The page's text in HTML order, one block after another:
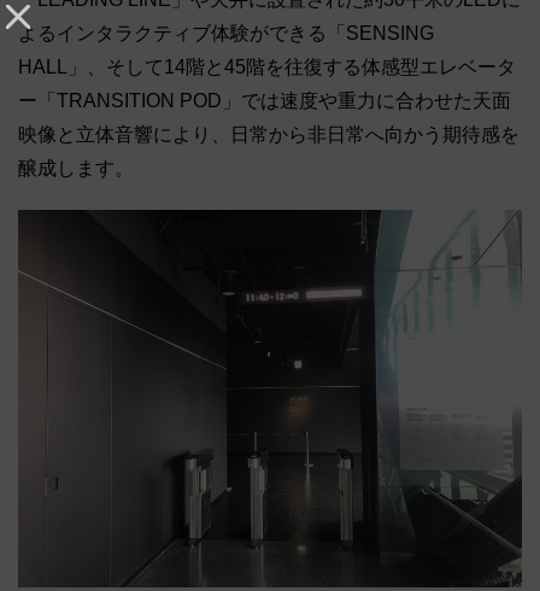
よるインタラクティブ体験ができる「SENSING
HALL」、そして14階と45階を往復する体感型エレベータ
ー「TRANSITION POD」では速度や重力に合わせた天面
映像と立体音響により、日常から非日常へ向かう期待感を
醸成します。